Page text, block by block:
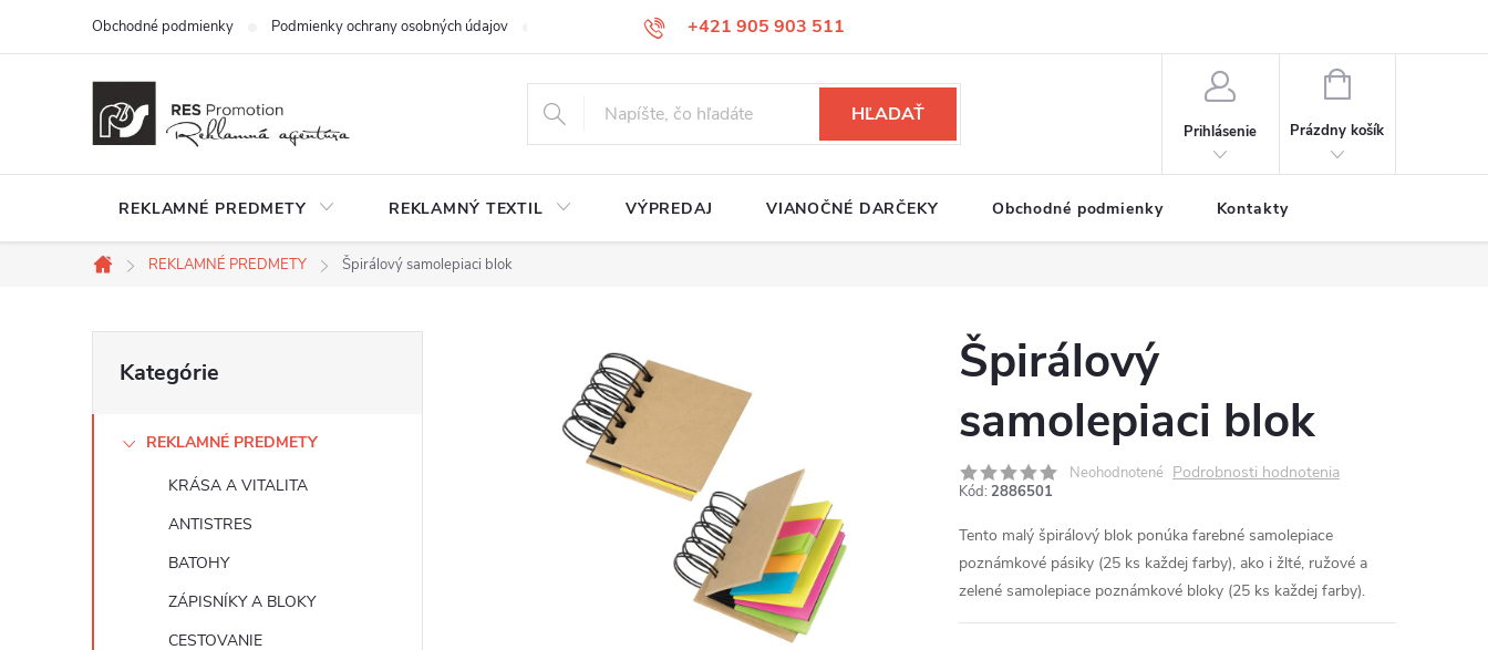
+421 905 903 511
Obchodné podmienky Podmienky ochrany osobných údajov Reklamačný poriadok Služby Kontakty
HĽADAŤ
Prihlásenie
NÁKUPNÝ
Prázdny košík
REKLAMNÉ PREDMETY REKLAMNÝ TEXTIL VÝPREDAJ VIANOČNÉ DARČEKY Obchodné podmienky Kontakty
Domov
REKLAMNÉ PREDMETY Špirálový samolepiaci blok
o
kategórie
Kategórie
REKLAMNÉ PREDMETY
KRÁSA A VITALITA
ANTISTRES
BATOHY
ZÁPISNÍKY A BLOKY
CESTOVANIE
Špirálový
samolepiaci blok
Neohodnotené Podrobnosti hodnotenia
Kód: 2886501
Tento malý špirálový blok ponúka farebné samolepiace
poznámkové pásiky (25 ks každej farby), ako i žlté, ružové a
zelené samolepiace poznámkové bloky (25 ks každej farby).